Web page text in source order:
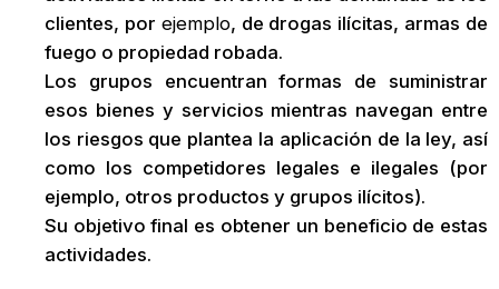
clientes, por ejemplo, de drogas ilícitas, armas de
fuego o propiedad robada.
Los grupos encuentran formas de suministrar
esos bienes y servicios mientras navegan entre
los riesgos que plantea la aplicación de la ley, así
como los competidores legales e ilegales (por
ejemplo, otros productos y grupos ilícitos).
Su objetivo final es obtener un beneficio de estas
actividades.